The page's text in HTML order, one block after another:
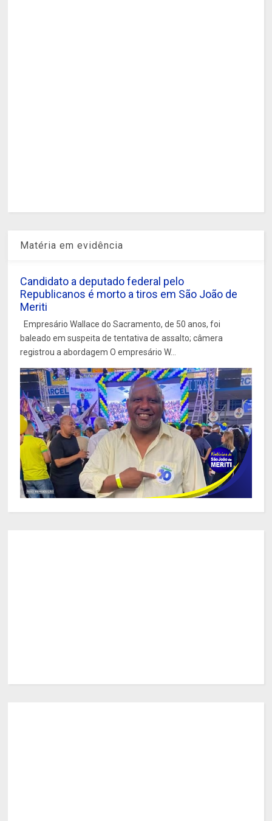
Matéria em evidência
Candidato a deputado federal pelo
Republicanos é morto a tiros em São João de
Meriti
Empresário Wallace do Sacramento, de 50 anos, foi
baleado em suspeita de tentativa de assalto; câmera
registrou a abordagem O empresário W...